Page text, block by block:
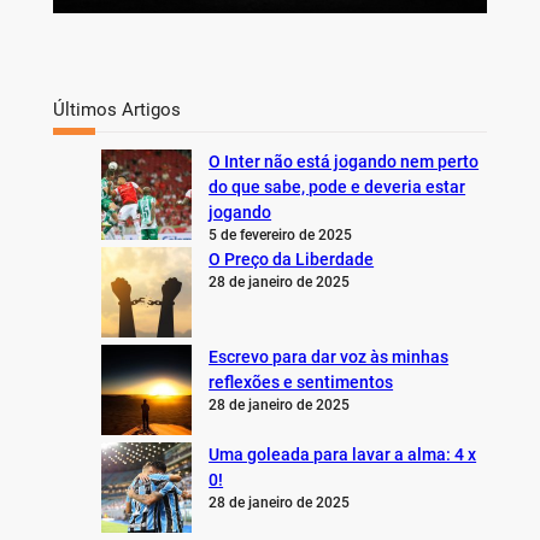
Últimos Artigos
O Inter não está jogando nem perto
do que sabe, pode e deveria estar
jogando
5 de fevereiro de 2025
O Preço da Liberdade
28 de janeiro de 2025
Escrevo para dar voz às minhas
reflexões e sentimentos
28 de janeiro de 2025
Uma goleada para lavar a alma: 4 x
0!
28 de janeiro de 2025